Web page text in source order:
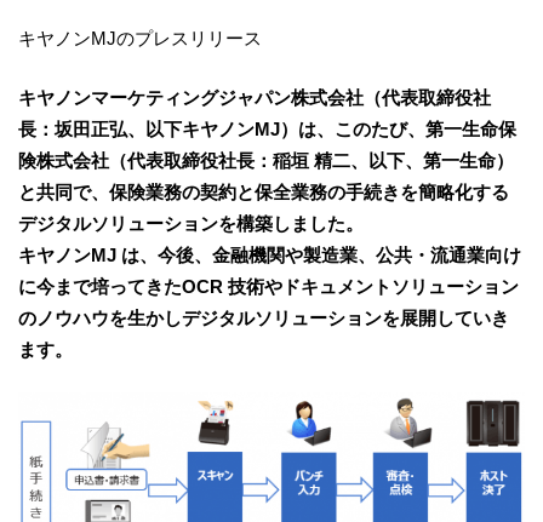
キヤノンMJのプレスリリース
キヤノンマーケティングジャパン株式会社（代表取締役社
長：坂田正弘、以下キヤノンMJ）は、このたび、第一生命保
険株式会社（代表取締役社長：稲垣 精二、以下、第一生命）
と共同で、保険業務の契約と保全業務の手続きを簡略化する
デジタルソリューションを構築しました。
キヤノンMJ は、今後、金融機関や製造業、公共・流通業向け
に今まで培ってきたOCR 技術やドキュメントソリューション
のノウハウを生かしデジタルソリューションを展開していき
ます。